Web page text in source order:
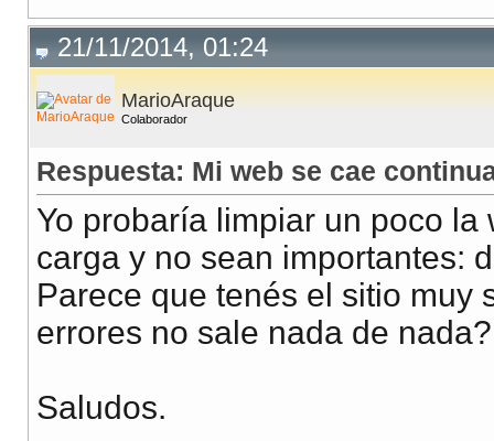
21/11/2014, 01:24
MarioAraque
Colaborador
Respuesta: Mi web se cae
Yo probaría limpiar un poco
carga y no sean importantes:
Parece que tenés el sitio muy
errores no sale nada de nada?
Saludos.